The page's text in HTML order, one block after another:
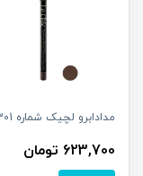
مدادابرو لچیک شماره 301
623,700 تومان